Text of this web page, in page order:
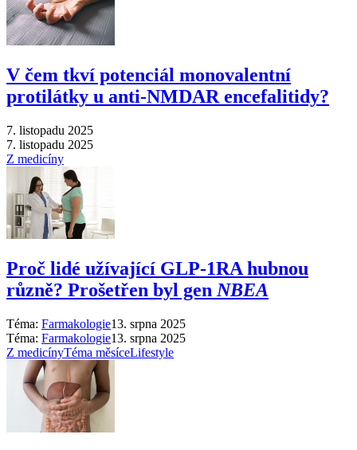
V čem tkví potenciál monovalentní
protilátky u anti-NMDAR encefalitidy?
7. listopadu 2025
7. listopadu 2025
Z medicíny
Proč lidé užívající GLP-1RA hubnou
různě? Prošetřen byl gen NBEA
Téma: Farmakologie13. srpna 2025
Téma: Farmakologie13. srpna 2025
Z medicínyTéma měsíceLifestyle